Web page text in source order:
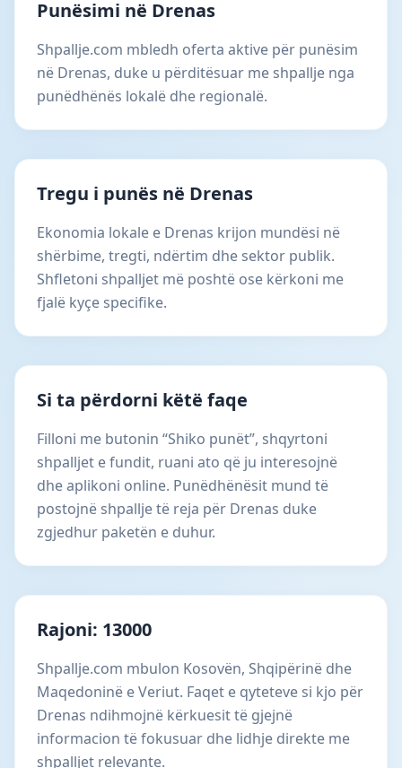
Punësimi në Drenas
Shpallje.com mbledh oferta aktive për punësim
në Drenas, duke u përditësuar me shpallje nga
punëdhënës lokalë dhe regionalë.
Tregu i punës në Drenas
Ekonomia lokale e Drenas krijon mundësi në
shërbime, tregti, ndërtim dhe sektor publik.
Shfletoni shpalljet më poshtë ose kërkoni me
fjalë kyçe specifike.
Si ta përdorni këtë faqe
Filloni me butonin “Shiko punët”, shqyrtoni
shpalljet e fundit, ruani ato që ju interesojnë
dhe aplikoni online. Punëdhënësit mund të
postojnë shpallje të reja për Drenas duke
zgjedhur paketën e duhur.
Rajoni: 13000
Shpallje.com mbulon Kosovën, Shqipërinë dhe
Maqedoninë e Veriut. Faqet e qyteteve si kjo për
Drenas ndihmojnë kërkuesit të gjejnë
informacion të fokusuar dhe lidhje direkte me
shpalljet relevante.